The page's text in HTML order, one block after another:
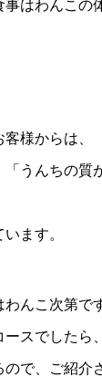
はわんこの
様からは、
「うんちの質
ます。
んこ次第で
スでしたら、
で、ご紹介